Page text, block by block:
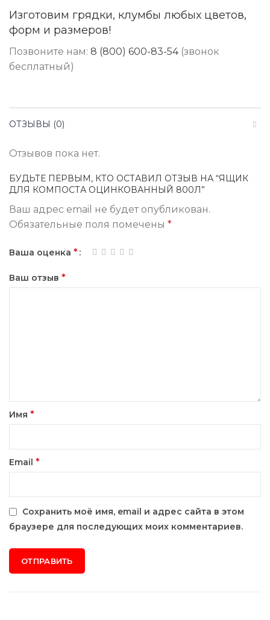
Изготовим грядки, клумбы любых цветов,
форм и размеров!
Позвоните нам: 8 (800) 600-83-54(звонок
бесплатный)
ОТЗЫВЫ (0)
Отзывов пока нет.
БУДЬТЕ ПЕРВЫМ, КТО ОСТАВИЛ ОТЗЫВ НА “ЯЩИК
ДЛЯ КОМПОСТА ОЦИНКОВАННЫЙ 800Л”
Ваш адрес email не будет опубликован.
Обязательные поля помечены *
Ваша оценка *
Ваш отзыв *
Имя *
Email *
Сохранить моё имя, email и адрес сайта в этом
браузере для последующих моих комментариев.